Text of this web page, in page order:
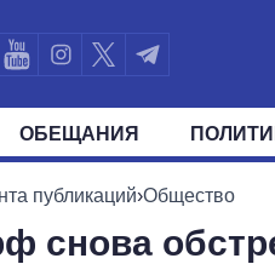
ОБЕЩАНИЯ
ВСЕ ПОЛИТИКИ ПРЕЗИДЕНТ И
публикаций›Общество
снова